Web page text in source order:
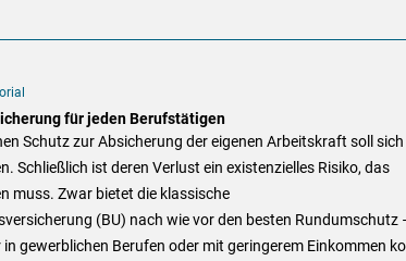
für jeden Berufstätigen
Schutz zur Absicherung der eigenen Arbeitskraft soll sich
Schließlich ist deren Verlust ein existenzielles Risiko, das
muss. Zwar bietet die klassische
(BU) nach wie vor den besten Rundumschutz
in gewerblichen Berufen oder mit geringerem Einkommen